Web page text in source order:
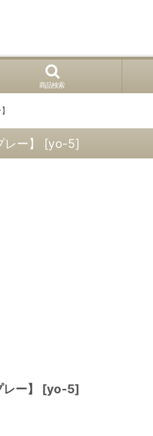
商品検索
ー】 [yo-5]
ー】 [yo-5]